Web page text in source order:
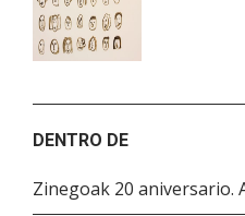
DENTRO DE
Zinegoak 20 aniversario.